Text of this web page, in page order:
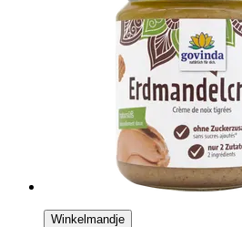
Winkelmandje